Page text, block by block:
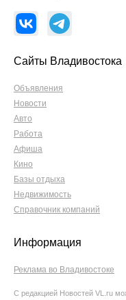
Сайты Владивостока
Объявления
Новости
Авто
Работа
Афиша
Кино
Базы отдыха
Недвижимость
Справочник компаний
Информация
Реклама во Владивостоке
С редакцией Новостей VL.ru